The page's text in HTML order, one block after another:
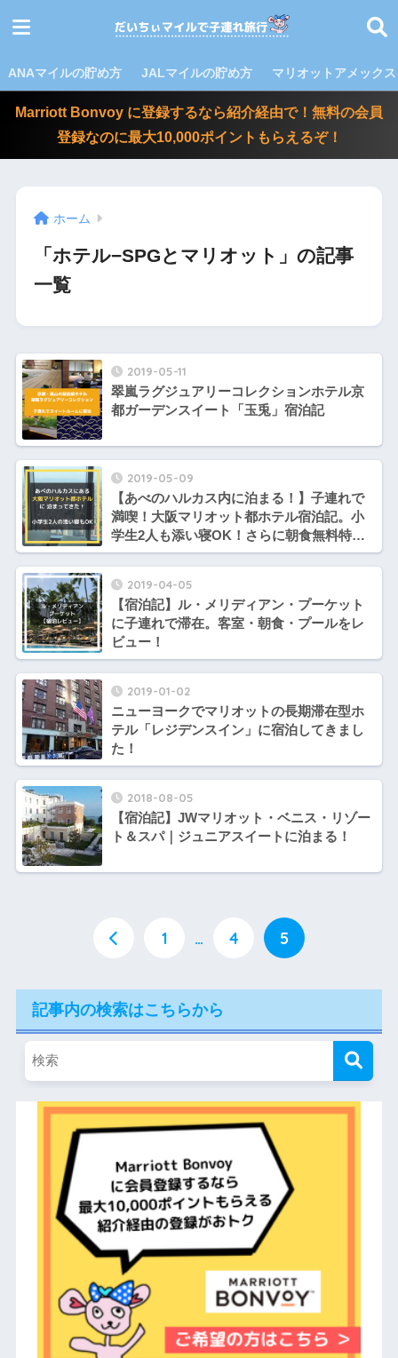
ANAマイルの貯め方 JALマイルの貯め方 マリオットアメック
Marriott Bonvoy に登録するなら紹介経由で！無料の会員
登録なのに最大10,000ポイントもらえるぞ！
ホーム
「ホテル−SPGとマリオット」の記事
一覧
2019-05-11
翠嵐ラグジュアリーコレクションホテル京
都ガーデンスイート「玉兎」宿泊記
2019-05-09
【あべのハルカス内に泊まる！】子連れで
満喫！大阪マリオット都ホテル宿泊記。小
学生2人も添い寝OK！さらに朝食無料特典
も。
2019-04-05
【宿泊記】ル・メリディアン・プーケット
に子連れで滞在。客室・朝食・プールをレ
ビュー！
2019-01-02
ニューヨークでマリオットの長期滞在型ホ
テル「レジデンスイン」に宿泊してきまし
た！
2018-08-05
【宿泊記】JWマリオット・ベニス・リゾー
ト＆スパ｜ジュニアスイートに泊まる！
1 … 4 5
記事内の検索はこちらから